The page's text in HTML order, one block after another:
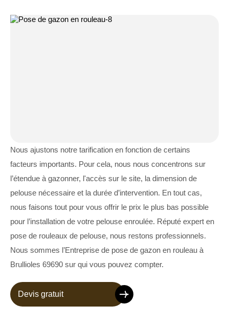
Nous ajustons notre tarification en fonction de certains
facteurs importants. Pour cela, nous nous concentrons sur
l’étendue à gazonner, l'accès sur le site, la dimension de
pelouse nécessaire et la durée d’intervention. En tout cas,
nous faisons tout pour vous offrir le prix le plus bas possible
pour l’installation de votre pelouse enroulée. Réputé expert en
pose de rouleaux de pelouse, nous restons professionnels.
Nous sommes l’Entreprise de pose de gazon en rouleau à
Brullioles 69690 sur qui vous pouvez compter.
Devis gratuit